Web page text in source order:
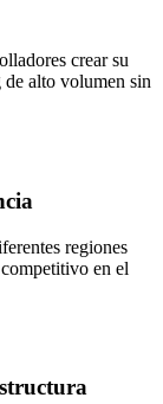
crear su
de alto volumen sin
regiones
en el